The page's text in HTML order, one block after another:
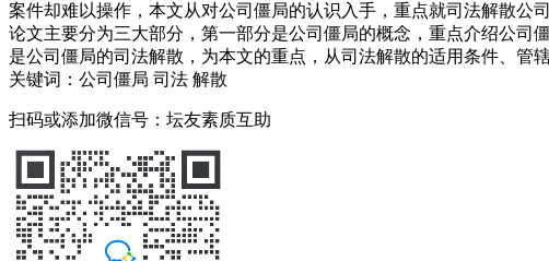
案件却难以操作，本文从对公司僵局的认识入手，重点就司法解散公
论文主要分为三大部分，第一部分是公司僵局的概念，重点介绍公
是公司僵局的司法解散，为本文的重点，从司法解散的适用条件、管
关键词：公司僵局 司法 解散
扫码或添加微信号：坛友素质互助